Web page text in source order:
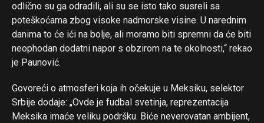
odlično su ga odradili, ali su se isto tako susreli sa
poteškoćama zbog visoke nadmorske visine. U narednim
danima to će ići na bolje, ali moramo biti spremni da će biti
neophodan dodatni napor s obzirom na te okolnosti,“ rekao
je Paunović.
Govoreći o atmosferi koja ih očekuje u Meksiku, selektor
Srbije dodaje: „Ovde je fudbal svetinja, reprezentacija
Meksika imaće veliku podršku. Biće neverovatan ambijent,